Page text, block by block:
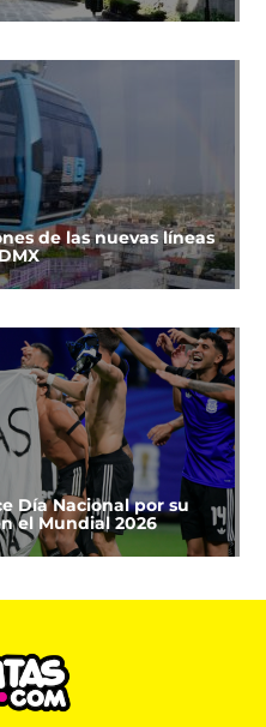
de las nuevas líneas
Día Nacional por su
el Mundial 2026